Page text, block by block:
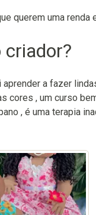
querem uma
criador?
a fazer
cores , um curso
, é uma terapia